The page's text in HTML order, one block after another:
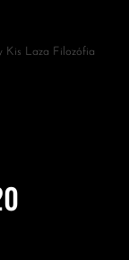
Kis Laza Filozófia